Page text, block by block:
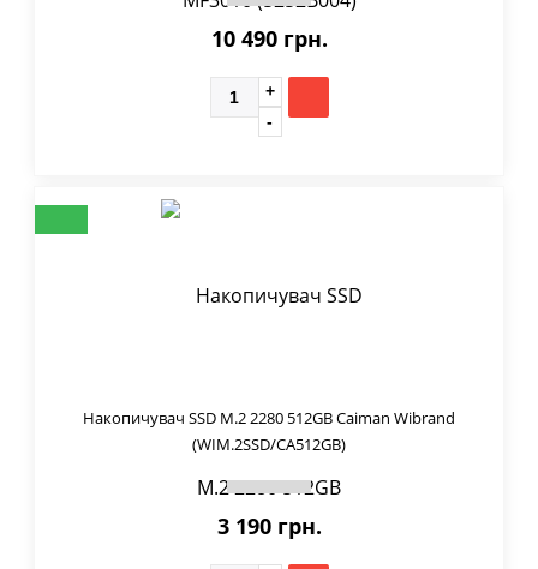
10 490 грн.
Накопичувач SSD M.2 2280 512GB Caiman Wibrand
(WIM.2SSD/CA512GB)
3 190 грн.